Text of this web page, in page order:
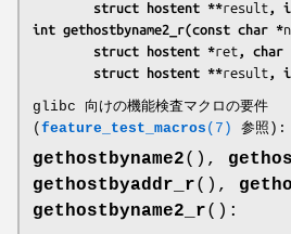
        struct hostent **
result ,
int gethostbyname2_r(const char *
        struct hostent *
ret , char
        struct hostent **
result ,
glibc 向けの機能検査マクロの要件
( feature_test_macros (7) 参照):
gethostbyname2(),
gethostbyaddr_r(),
gethostbyname2_r():